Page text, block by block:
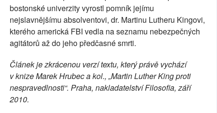
bostonské univerzity vyrostl pomník jejímu
nejslavnějšímu absolventovi, dr. Martinu Lutheru Kingovi,
kterého americká FBI vedla na seznamu nebezpečných
agitátorů až do jeho předčasné smrti.
Článek je zkrácenou verzí textu, který právě vychází
v knize Marek Hrubec a kol., „Martin Luther King proti
nespravedlnosti“. Praha, nakladatelství Filosofia, září
2010.